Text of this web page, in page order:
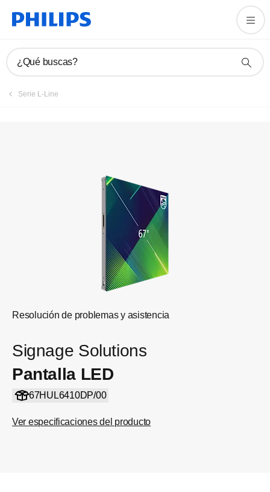
¿Qué buscas?
Serie L-Line
Resolución de problemas y asistencia
Signage Solutions
Pantalla LED
67HUL6410DP/00
Ver especificaciones del producto
Registrar producto